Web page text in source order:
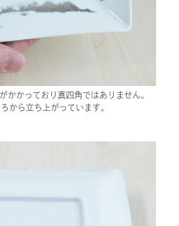
かかっており真四角ではありません。
から立ち上がっています。